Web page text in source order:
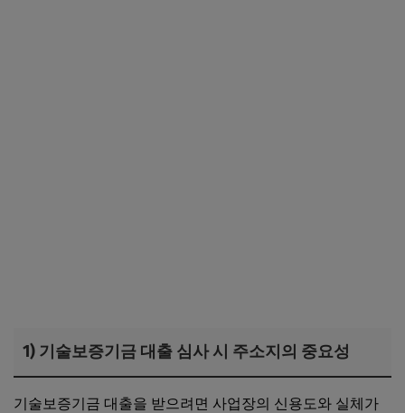
1) 기술보증기금 대출 심사 시 주소지의 중요성
기술보증기금 대출을 받으려면 사업장의 신용도와 실체가